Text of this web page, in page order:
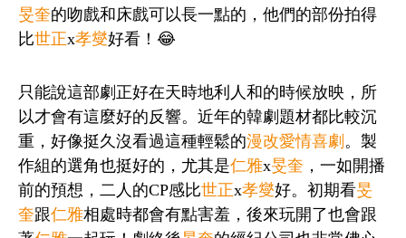
旻奎的吻戲和床戲可以長一點的，他們的部份拍得
比世正x孝燮好看！😂
只能說這部劇正好在天時地利人和的時候放映，所
以才會有這麼好的反響。近年的韓劇題材都比較沉
重，好像挺久沒看過這種輕鬆的漫改愛情喜劇 。製
作組的選角也挺好的，尤其是仁雅x旻奎 ，一如開播
前的預想，二人的CP感比世正x孝燮好。初期看旻
奎跟仁雅相處時都會有點害羞，後來玩開了也會跟